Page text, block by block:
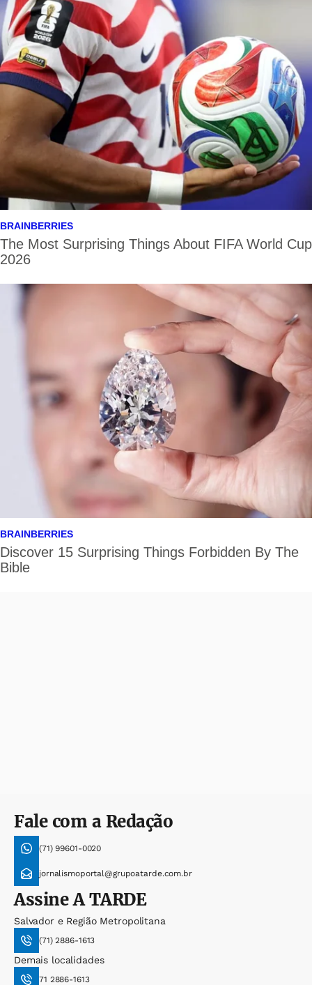
Fale com a Redação
(71) 99601-0020
jornalismoportal@grupoatarde.com.br
AssineA TARDE
Salvador e Região Metropolitana
(71) 2886-1613
Demais localidades
71 2886-1613